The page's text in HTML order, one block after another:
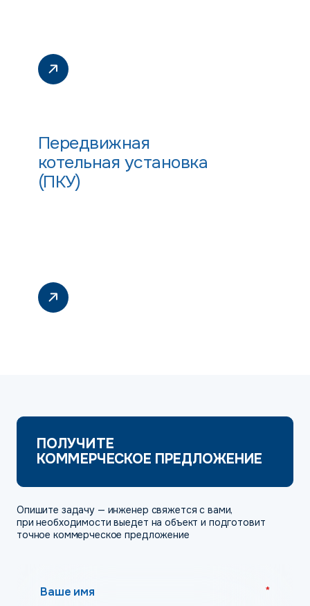
Передвижная
котельная установка
(ПКУ)
ПОЛУЧИТЕ
КОММЕРЧЕСКОЕ ПРЕДЛОЖЕНИЕ
Опишите задачу — инженер свяжется с вами,
при необходимости выедет на объект и подготовит
точное коммерческое предложение
Ваше имя *